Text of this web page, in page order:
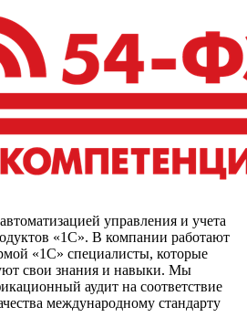
управления и учета
«1С». В компании работают
«1С» специалисты, которые
свои знания и навыки. Мы
аудит на соответствие
международному стандарту